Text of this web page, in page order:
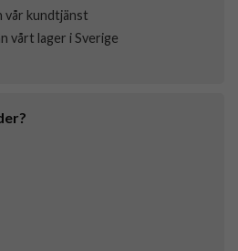
vår kundtjänst
vårt lager i Sverige